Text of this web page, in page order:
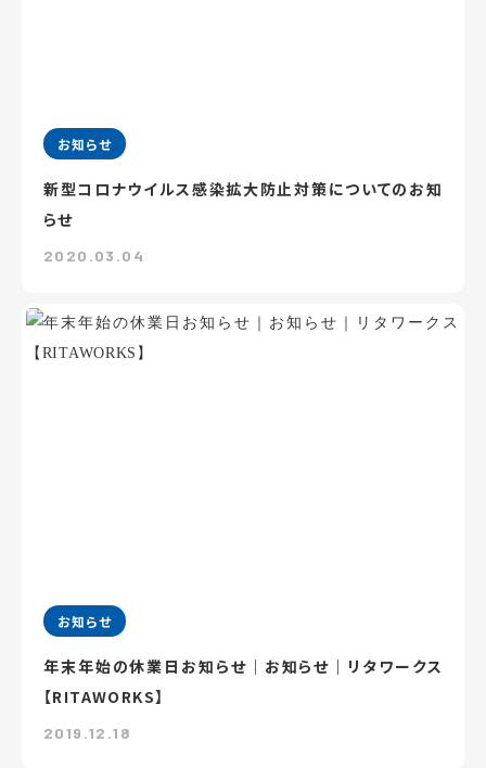
お知らせ
新型コロナウイルス感染拡大防止対策についてのお知
らせ
2020.03.04
お知らせ
年末年始の休業日お知らせ｜お知らせ｜リタワークス
【RITAWORKS】
2019.12.18